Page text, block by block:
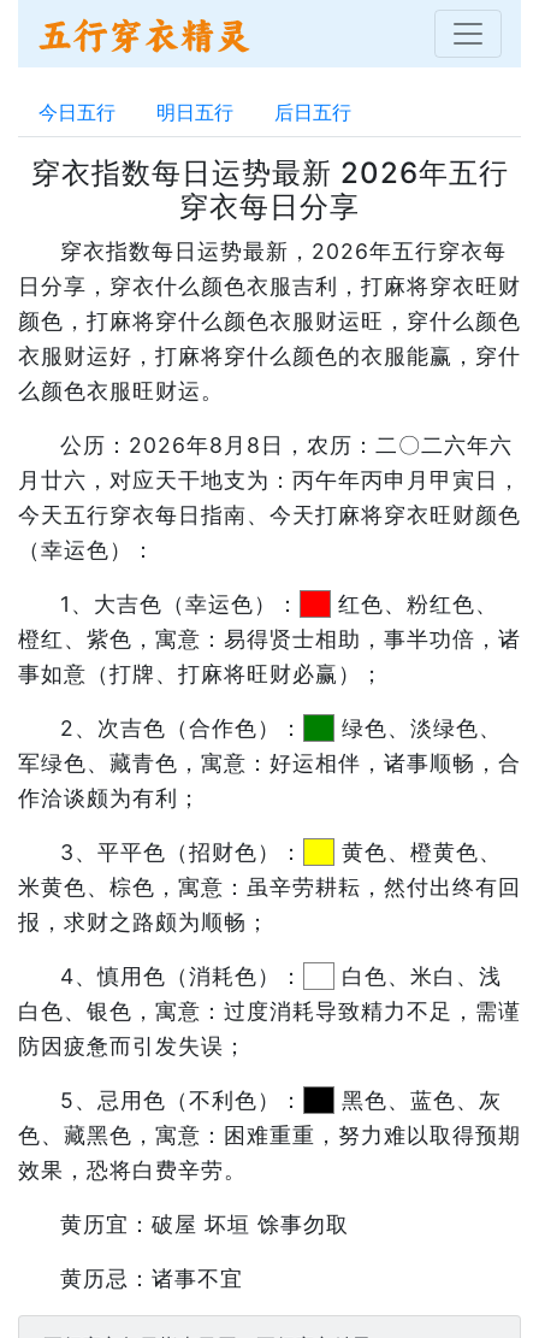
今日五行 明日五行 后日五行
穿衣指数每日运势最新 2026年五行
穿衣每日分享
穿衣指数每日运势最新，2026年五行穿衣每
日分享，穿衣什么颜色衣服吉利，打麻将穿衣旺财
颜色，打麻将穿什么颜色衣服财运旺，穿什么颜色
衣服财运好，打麻将穿什么颜色的衣服能赢，穿什
么颜色衣服旺财运。
公历：2026年8月8日，农历：二〇二六年六
月廿六，对应天干地支为：丙午年丙申月甲寅日，
今天五行穿衣每日指南、今天打麻将穿衣旺财颜色
（幸运色）：
1、大吉色（幸运色）：
红色、粉红色、
橙红、紫色，寓意：易得贤士相助，事半功倍，诸
事如意（打牌、打麻将旺财必赢）；
2、次吉色（合作色）：
绿色、淡绿色、
军绿色、藏青色，寓意：好运相伴，诸事顺畅，合
作洽谈颇为有利；
3、平平色（招财色）：
黄色、橙黄色、
米黄色、棕色，寓意：虽辛劳耕耘，然付出终有回
报，求财之路颇为顺畅；
4、慎用色（消耗色）：
白色、米白、浅
白色、银色，寓意：过度消耗导致精力不足，需谨
防因疲惫而引发失误；
5、忌用色（不利色）：
黑色、蓝色、灰
色、藏黑色，寓意：困难重重，努力难以取得预期
效果，恐将白费辛劳。
黄历宜：破屋 坏垣 馀事勿取
黄历忌：诸事不宜